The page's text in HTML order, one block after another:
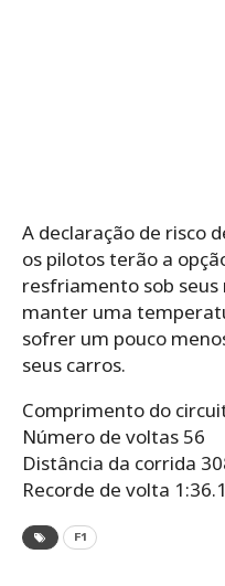
A declaração de risco
os pilotos terão a
resfriamento sob seus
manter uma
sofrer um pouco
seus carros.
Comprimento do
Número de voltas 56
Distância da corrida
Recorde de volta
F1